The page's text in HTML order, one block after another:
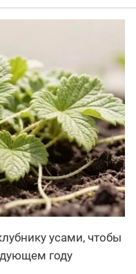
усами, чтобы
году